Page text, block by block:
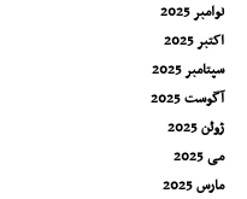
نوامبر 2025
اکتبر 2025
سپتامبر 2025
آگوست 2025
ژوئن 2025
می 2025
مارس 2025